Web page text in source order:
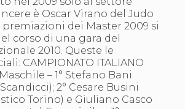
Calendario Attività
Personale MGA
La disciplina
News
Merchandising
Mappa del sito
Cerca
Contatti
News
del Judo
premiazioni dei Master 2009 si
corso di una gara del
2010. Queste le
2° Cesare Busini
Torino) e Giuliano Casco